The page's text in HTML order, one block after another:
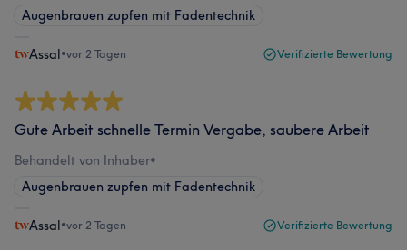
Augenbrauen zupfen mit Fadentechnik
Assal•vor 2 Tagen Verifizierte Bewertung
Gute Arbeit schnelle Termin Vergabe, saubere Arbeit
Behandelt von Inhaber•
Augenbrauen zupfen mit Fadentechnik
Assal•vor 2 Tagen Verifizierte Bewertung